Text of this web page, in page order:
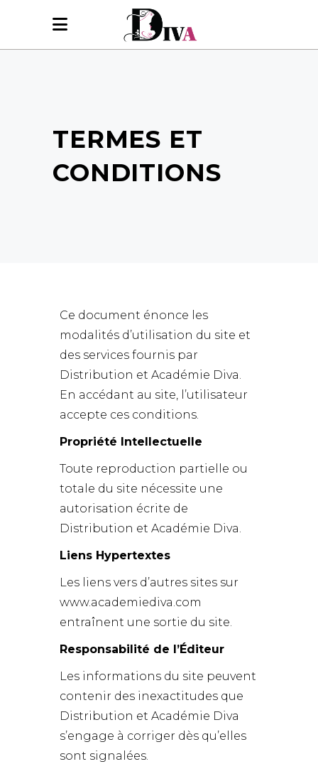
TERMES ET
CONDITIONS
Ce document énonce les
modalités d’utilisation du site et
des services fournis par
Distribution et Académie Diva.
En accédant au site, l’utilisateur
accepte ces conditions.
Propriété Intellectuelle
Toute reproduction partielle ou
totale du site nécessite une
autorisation écrite de
Distribution et Académie Diva.
Liens Hypertextes
Les liens vers d’autres sites sur
www.academiediva.com
entraînent une sortie du site.
Responsabilité de l’Éditeur
Les informations du site peuvent
contenir des inexactitudes que
Distribution et Académie Diva
s’engage à corriger dès qu’elles
sont signalées.